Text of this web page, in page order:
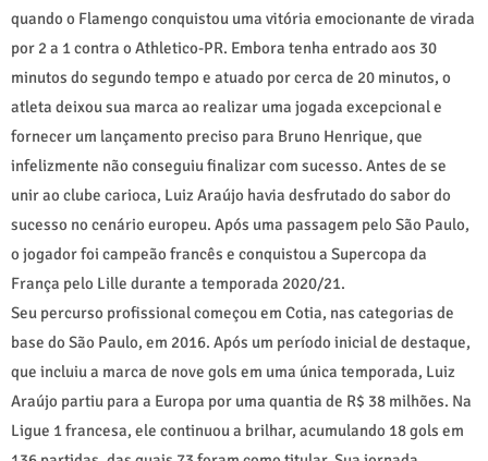
quando o Flamengo conquistou uma vitória emocionante de virada
por 2 a 1 contra o Athletico-PR. Embora tenha entrado aos 30
minutos do segundo tempo e atuado por cerca de 20 minutos, o
atleta deixou sua marca ao realizar uma jogada excepcional e
fornecer um lançamento preciso para Bruno Henrique, que
infelizmente não conseguiu finalizar com sucesso. Antes de se
unir ao clube carioca, Luiz Araújo havia desfrutado do sabor do
sucesso no cenário europeu. Após uma passagem pelo São Paulo,
o jogador foi campeão francês e conquistou a Supercopa da
França pelo Lille durante a temporada 2020/21.
Seu percurso profissional começou em Cotia, nas categorias de
base do São Paulo, em 2016. Após um período inicial de destaque,
que incluiu a marca de nove gols em uma única temporada, Luiz
Araújo partiu para a Europa por uma quantia de R$ 38 milhões. Na
Ligue 1 francesa, ele continuou a brilhar, acumulando 18 gols em